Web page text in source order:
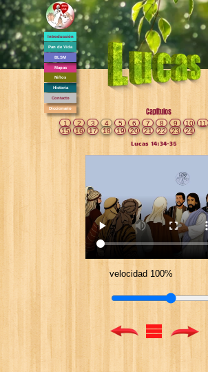
Introducción
Pan de Vida
BLSM
Mapas
Niños
Historia
Contacto
Diccionario Capítulos
1 2 3 4 5 6 7 8 9 10 11
15
16 17 18 19 20 21 22 23
24
Lucas 14:34-35
velocidad 100%